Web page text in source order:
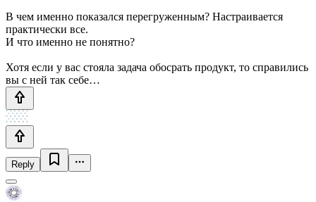
В чем именно показался перегруженным? Настраивается
практически все.
И что именно не понятно?
Хотя если у вас стояла задача обосрать продукт, то справились
вы с ней так себе…
Reply